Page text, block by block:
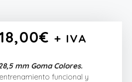
€ + IVA
mm Goma Colores.
funcional y